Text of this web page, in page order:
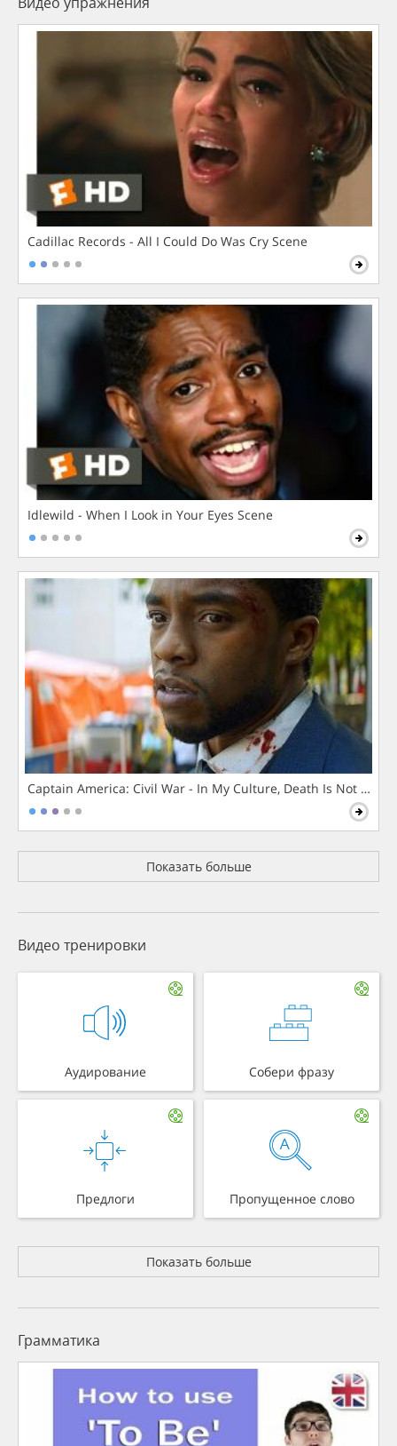
Cadillac Records - All I Could Do Was Cry Scene
Idlewild - When I Look in Your Eyes Scene
Captain America: Civil War - In My Culture, Death Is Not The
Показать больше
Видео тренировки
Аудирование Собери фразу
Предлоги Пропущенное слово
Показать больше
Грамматика